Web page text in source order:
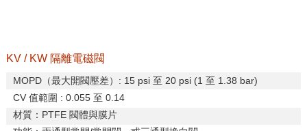
KV / KW 隔離電磁閥
MOPD（最大開閥壓差） : 15 psi 至 20 psi (1 至 1.38 bar)
CV 值範圍 : 0.055 至 0.14
材質： PTFE 閥體與膜片